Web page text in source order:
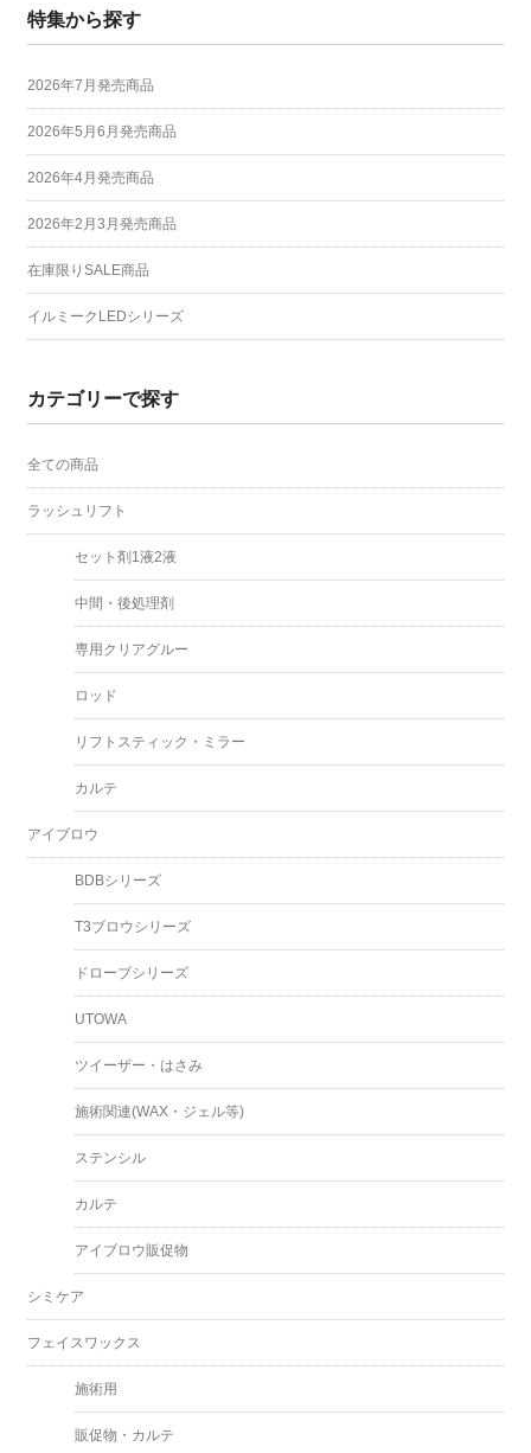
特集から探す
2026年7月発売商品
2026年5月6月発売商品
2026年4月発売商品
2026年2月3月発売商品
在庫限りSALE商品
イルミークLEDシリーズ
カテゴリーで探す
全ての商品
ラッシュリフト
セット剤1液2液
中間・後処理剤
専用クリアグルー
ロッド
リフトスティック・ミラー
カルテ
アイブロウ
BDBシリーズ
T3ブロウシリーズ
ドローブシリーズ
UTOWA
ツイーザー・はさみ
施術関連(WAX・ジェル等)
ステンシル
カルテ
アイブロウ販促物
シミケア
フェイスワックス
施術用
販促物・カルテ